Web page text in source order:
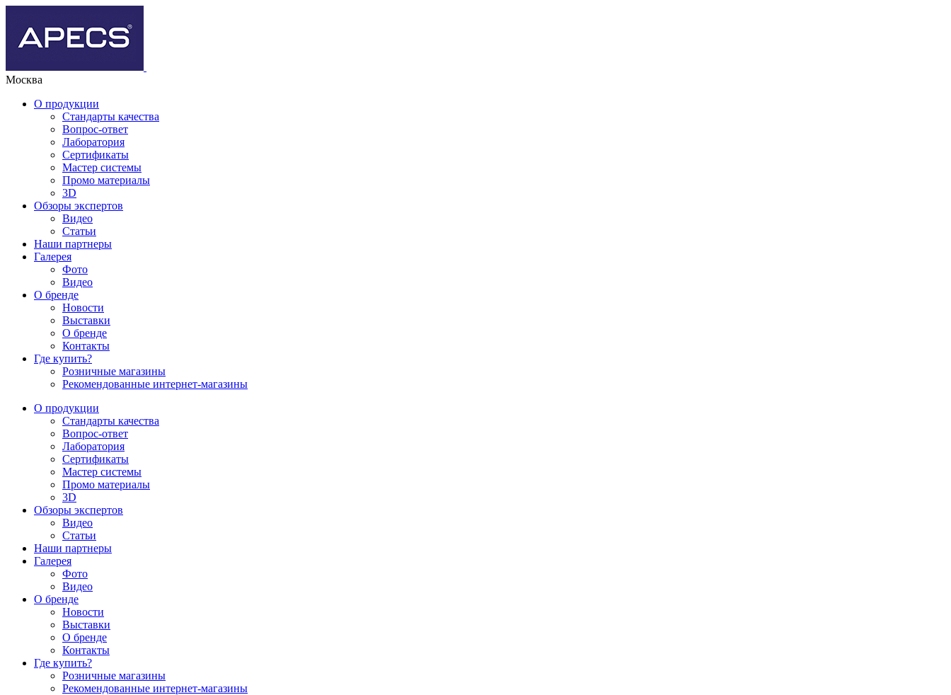
Москва
О продукции
Стандарты качества
Вопрос-ответ
Лаборатория
Сертификаты
Мастер системы
Промо материалы
3D
Обзоры экспертов
Видео
Статьи
Наши партнеры
Галерея
Фото
Видео
О бренде
Новости
Выставки
О бренде
Контакты
Где купить?
Розничные магазины
Рекомендованные интернет-магазины
О продукции
Стандарты качества
Вопрос-ответ
Лаборатория
Сертификаты
Мастер системы
Промо материалы
3D
Обзоры экспертов
Видео
Статьи
Наши партнеры
Галерея
Фото
Видео
О бренде
Новости
Выставки
О бренде
Контакты
Где купить?
Розничные магазины
Рекомендованные интернет-магазины